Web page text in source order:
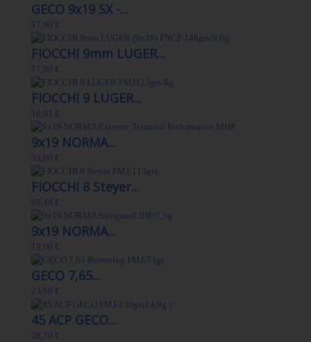
GECO 9x19 SX -...
17,90 €
FIOCCHI 9mm LUGER...
17,90 €
FIOCCHI 9 LUGER...
16,91 €
9x19 NORMA...
33,00 €
FIOCCHI 8 Steyer...
60,48 €
9x19 NORMA...
19,90 €
GECO 7,65...
23,50 €
45 ACP GECO...
28,70 €